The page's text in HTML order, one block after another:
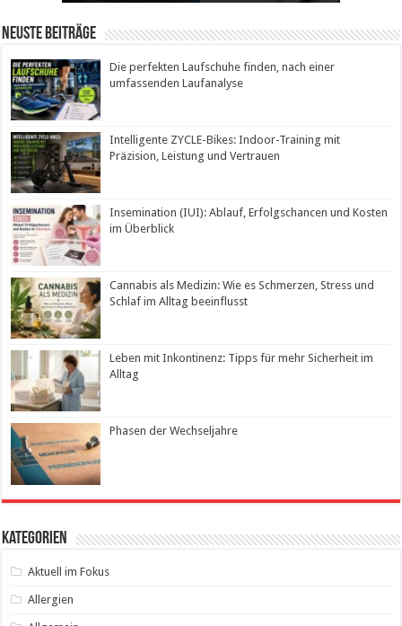
Neuste Beiträge
Die perfekten Laufschuhe finden, nach einer
umfassenden Laufanalyse
Intelligente ZYCLE-Bikes: Indoor-Training mit
Präzision, Leistung und Vertrauen
Insemination (IUI): Ablauf, Erfolgschancen und Kosten
im Überblick
Cannabis als Medizin: Wie es Schmerzen, Stress und
Schlaf im Alltag beeinflusst
Leben mit Inkontinenz: Tipps für mehr Sicherheit im
Alltag
Phasen der Wechseljahre
Kategorien
Aktuell im Fokus
Allergien